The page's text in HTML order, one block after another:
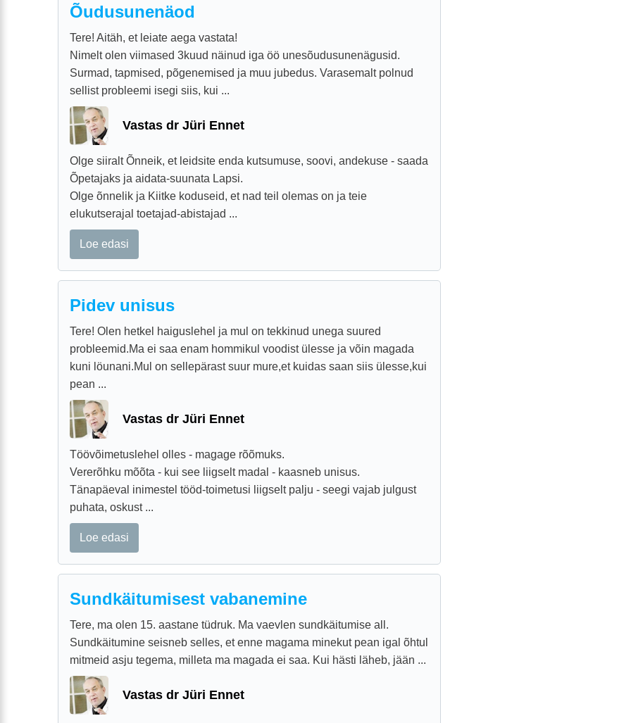
Õudusunenäod
Tere! Aitäh, et leiate aega vastata!
Nimelt olen viimased 3kuud näinud iga öö unesõudusunenägusid.
Surmad, tapmised, põgenemised ja muu jubedus. Varasemalt polnud
sellist probleemi isegi siis, kui ...
Vastas dr Jüri Ennet
Olge siiralt Õnneik, et leidsite enda kutsumuse, soovi, andekuse - saada
Õpetajaks ja aidata-suunata Lapsi.
Olge õnnelik ja Kiitke koduseid, et nad teil olemas on ja teie
elukutserajal toetajad-abistajad ...
Loe edasi
Pidev unisus
Tere! Olen hetkel haiguslehel ja mul on tekkinud unega suured
probleemid.Ma ei saa enam hommikul voodist ülesse ja võin magada
kuni löunani.Mul on sellepärast suur mure,et kuidas saan siis ülesse,kui
pean ...
Vastas dr Jüri Ennet
Töövõimetuslehel olles - magage rõõmuks.
Vererõhku mõõta - kui see liigselt madal - kaasneb unisus.
Tänapäeval inimestel tööd-toimetusi liigselt palju - seegi vajab julgust
puhata, oskust ...
Loe edasi
Sundkäitumisest vabanemine
Tere, ma olen 15. aastane tüdruk. Ma vaevlen sundkäitumise all.
Sundkäitumine seisneb selles, et enne magama minekut pean igal õhtul
mitmeid asju tegema, milleta ma magada ei saa. Kui hästi läheb, jään ...
Vastas dr Jüri Ennet